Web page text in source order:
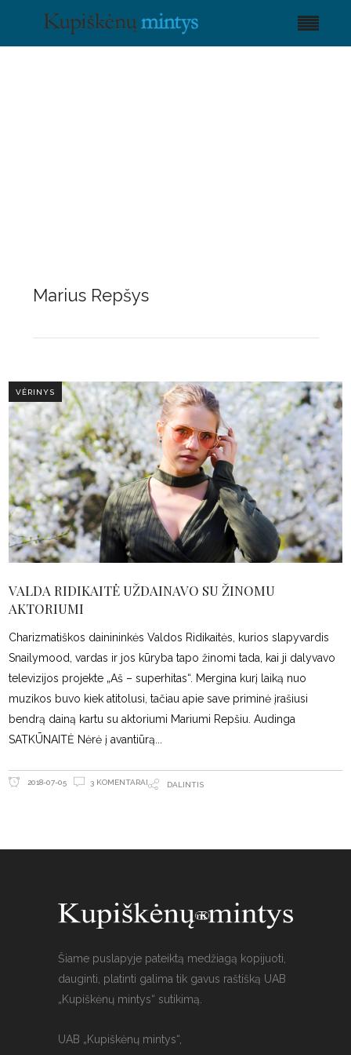
Marius Repšys
VĖRINYS
VALDA RIDIKAITĖ UŽDAINAVO SU ŽINOMU
AKTORIUMI
Charizmatiškos dainininkės Valdos Ridikaitės, kurios slapyvardis
Snailymood, vardas ir jos kūryba tapo žinomi tada, kai ji dalyvavo
televizijos projekte „Aš – superhitas“. Mergina kurį laiką nuo
muzikos buvo kiek atitolusi, tačiau apie save priminė įrašiusi
bendrą dainą kartu su aktoriumi Mariumi Repšiu. Audinga
SATKŪNAITĖ Nėrė į avantiūrą
2018-07-05 3 KOMENTARAI DALINTIS
Šiame puslapyje pateiktą medžiagą kopijuoti,
dauginti, platinti galima tik gavus raštišką UAB
„Kupiškėnų mintys“ sutikimą.
UAB „Kupiškėnų mintys“,